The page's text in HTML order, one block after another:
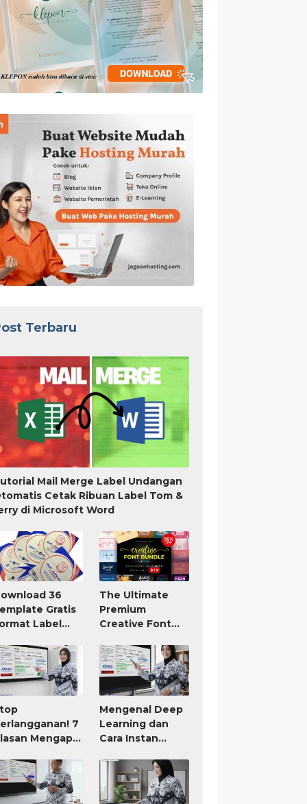
Terbaru
Mail Merge Label Undangan
Cetak Ribuan Label Tom &
di Microsoft Word
36
Gratis
Label
Word
The Ultimate
Premium
Creative Font
7
Mengapa
AI untuk
Paling
It (Bayar
Mengenal Deep
Learning dan
Cara Instan
atau Modul Ajar